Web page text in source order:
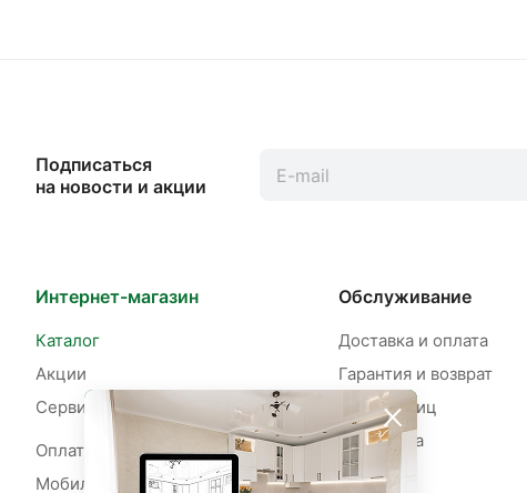
Подписаться
на новости и акции
Интернет-магазин
Каталог
Акции
Сервисы
Оплата рассрочки
Мобильное приложение
Обслуживание
Доставка и оплата
Гарантия и возврат
Для юр. лиц
Рассрочка